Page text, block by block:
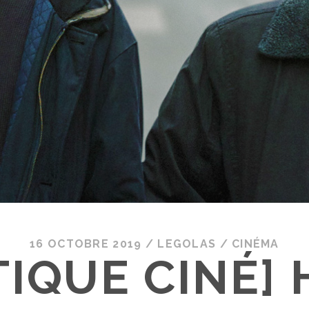
16 OCTOBRE 2019 / LEGOLAS / CINÉMA
CINÉ]